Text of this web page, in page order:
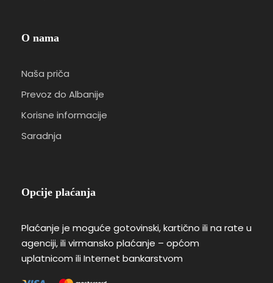
O nama
Naša priča
Prevoz do Albanije
Korisne informacije
Saradnja
Opcije plaćanja
Plaćanje je moguće gotovinski, kartično ili na rate u
agenciji, ili virmansko plaćanje – općom
uplatnicom ili Internet bankarstvom